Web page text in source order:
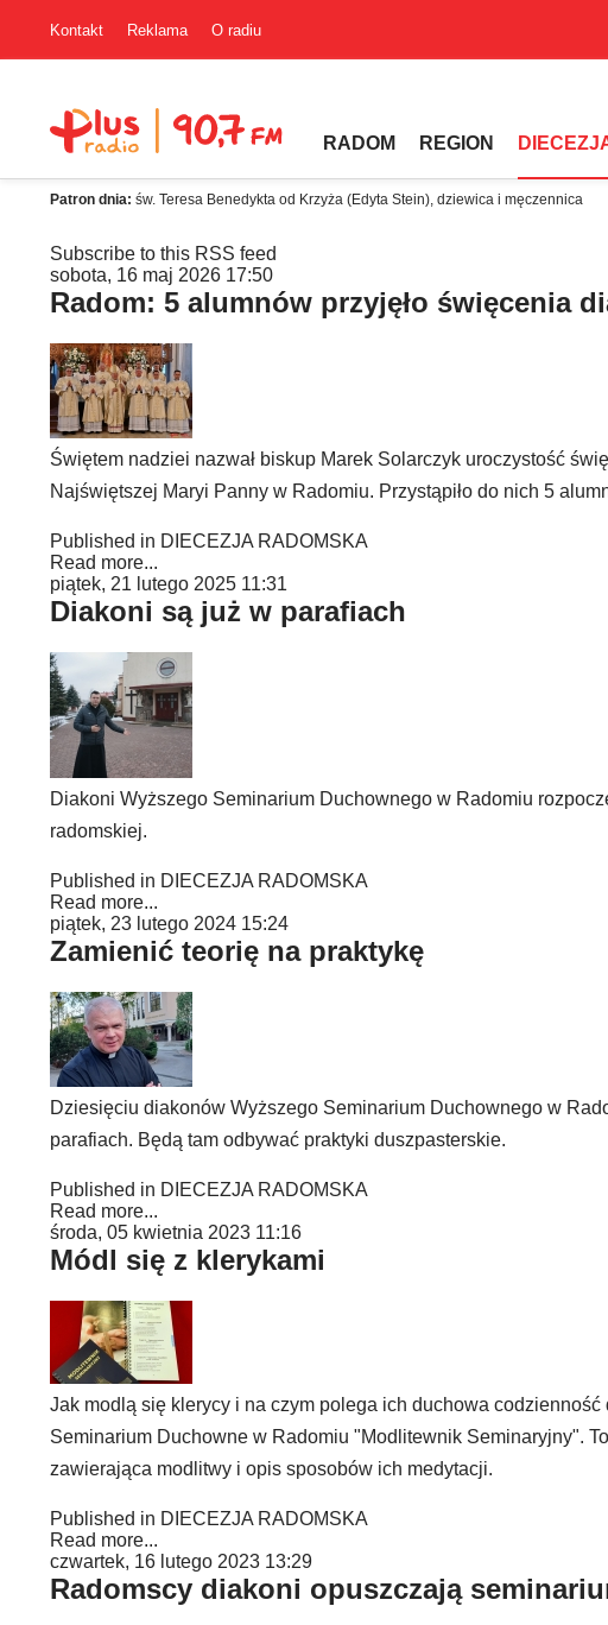
Kontakt Reklama O radiu
RADOM REGION
Patron dnia: św. Teresa Benedykta od Krzyża (Edyta Stein), dziewica i męczennica
Subscribe to this RSS feed
sobota, 16 maj 2026 17:50
Radom: 5 alumnów przyjęło święcenia
Świętem nadziei nazwał biskup Marek Solarczyk uroczystość
Najświętszej Maryi Panny w Radomiu. Przystąpiło do nich 5
Published in DIECEZJA RADOMSKA
Read more...
piątek, 21 lutego 2025 11:31
Diakoni są już w parafiach
Diakoni Wyższego Seminarium Duchownego w Radomiu
radomskiej.
Published in DIECEZJA RADOMSKA
Read more...
piątek, 23 lutego 2024 15:24
Zamienić teorię na praktykę
Dziesięciu diakonów Wyższego Seminarium Duchownego w
parafiach. Będą tam odbywać praktyki duszpasterskie.
Published in DIECEZJA RADOMSKA
Read more...
środa, 05 kwietnia 2023 11:16
Módl się z klerykami
Jak modlą się klerycy i na czym polega ich duchowa
Seminarium Duchowne w Radomiu "Modlitewnik Seminaryjny".
zawierająca modlitwy i opis sposobów ich medytacji.
Published in DIECEZJA RADOMSKA
Read more...
czwartek, 16 lutego 2023 13:29
Radomscy diakoni opuszczają